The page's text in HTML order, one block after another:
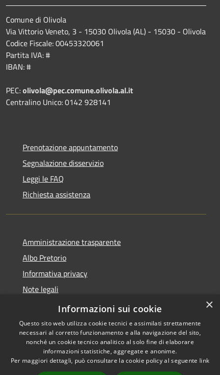
Comune di Olivola
Via Vittorio Veneto, 3 - 15030 Olivola (AL) - 15030 - Olivola
Codice Fiscale: 00453320061
Partita IVA: #
IBAN: #
PEC:olivola@pec.comune.olivola.al.it
Centralino Unico: 0142 928141
Prenotazione appuntamento
Segnalazione disservizio
Leggi le FAQ
Richiesta assistenza
Amministrazione trasparente
Albo Pretorio
Informativa privacy
Note legali
Dichiarazione di accessibilità
Accessibilità
Copyright © 2026 • Comune di
Olivola • Powered by
×
Informazioni sui cookie
Questo sito web utilizza cookie tecnici e assimilati strettamente
necessari al corretto funzionamento e alla navigazione del sito,
nonché un cookie tecnico analitico al solo fine di elaborare
informazioni statistiche, aggregate e anonime.
Per maggiori dettagli, può consultare la cookie policy al seguente link